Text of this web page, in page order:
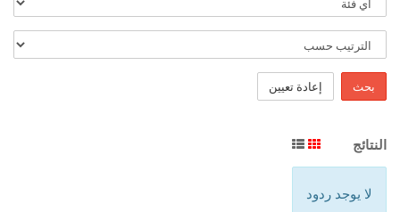
بحث إعادة تعيين
النتائج
لا يوجد ردود